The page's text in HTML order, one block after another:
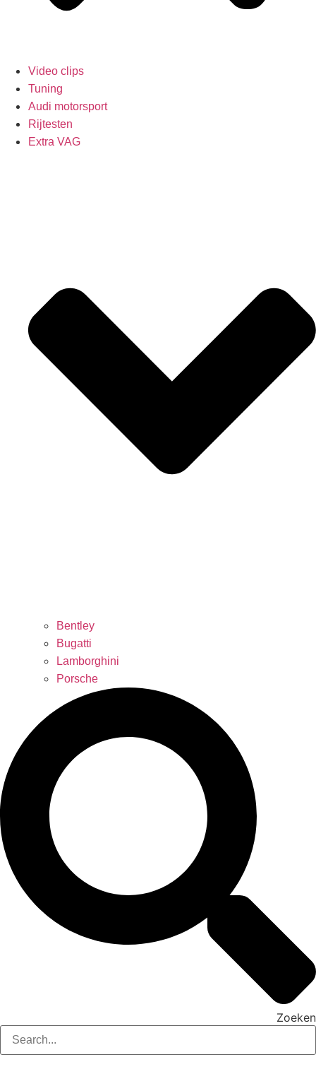
Video clips
Tuning
Audi motorsport
Rijtesten
Extra VAG
Bentley
Bugatti
Lamborghini
Porsche
Zoeken